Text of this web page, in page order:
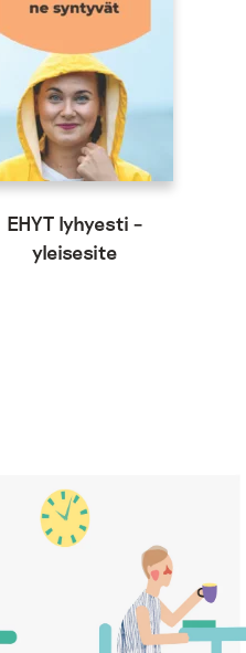
EHYT lyhyesti –
yleisesite